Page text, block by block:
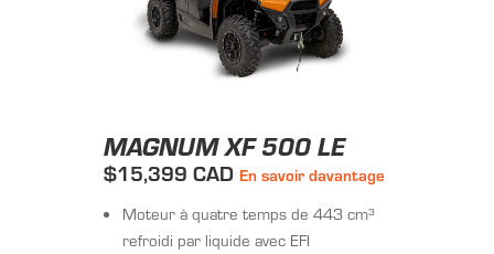
MAGNUM XF 500 LE
$15,399 CAD En savoir davantage
Moteur à quatre temps de 443 cm³
refroidi par liquide avec EFI